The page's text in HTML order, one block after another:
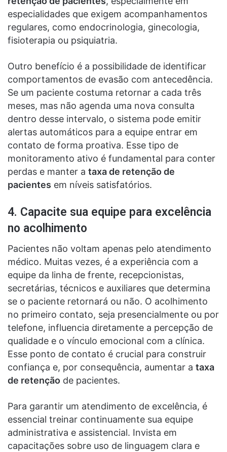
especialidades que exigem acompanhamentos
regulares, como endocrinologia, ginecologia,
fisioterapia ou psiquiatria.
Outro benefício é a possibilidade de identificar
comportamentos de evasão com antecedência.
Se um paciente costuma retornar a cada três
meses, mas não agenda uma nova consulta
dentro desse intervalo, o sistema pode emitir
alertas automáticos para a equipe entrar em
contato de forma proativa. Esse tipo de
monitoramento ativo é fundamental para conter
perdas e manter a taxa de retenção de
pacientes em níveis satisfatórios.
4. Capacite sua equipe para excelência
no acolhimento
Pacientes não voltam apenas pelo atendimento
médico. Muitas vezes, é a experiência com a
equipe da linha de frente, recepcionistas,
secretárias, técnicos e auxiliares que determina
se o paciente retornará ou não. O acolhimento
no primeiro contato, seja presencialmente ou por
telefone, influencia diretamente a percepção de
qualidade e o vínculo emocional com a clínica.
Esse ponto de contato é crucial para construir
confiança e, por consequência, aumentar a taxa
de retenção de pacientes.
Para garantir um atendimento de excelência, é
essencial treinar continuamente sua equipe
administrativa e assistencial. Invista em
capacitações sobre uso de linguagem clara e